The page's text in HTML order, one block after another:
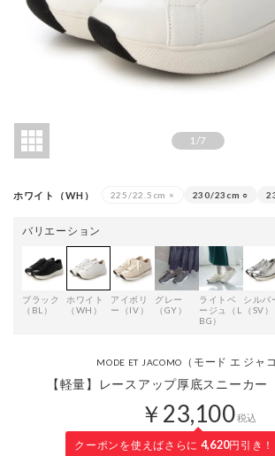
1/7
ホワイト（WH） 225/22.5cm × 230/23cm ○
バリエーション
ブラック
（BL）
ホワイト
（WH）
アイボリ
ー（IV）
グレー
（GY）
ライトベ
ージュ（L
BG）
シルバ
（SV）
MODE ET JACOMO （モード エ ジャ
【軽量】レースアップ厚底スニーカー
￥23,100税込
クーポンを使えばさらに 4,620円引き！